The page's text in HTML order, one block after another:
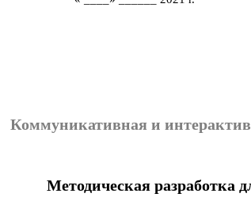
Коммуникативная и
Методическая разработка